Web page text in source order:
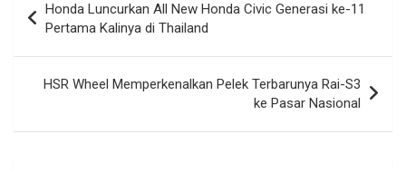
pos
Honda Luncurkan All New Honda Civic Generasi ke-11
Pertama Kalinya di Thailand
HSR Wheel Memperkenalkan Pelek Terbarunya Rai-S3
ke Pasar Nasional